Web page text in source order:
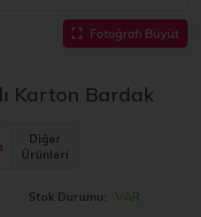
Fotoğrafı Büyüt
Karton Bardak
Diğer
Ürünleri
Stok Durumu VAR